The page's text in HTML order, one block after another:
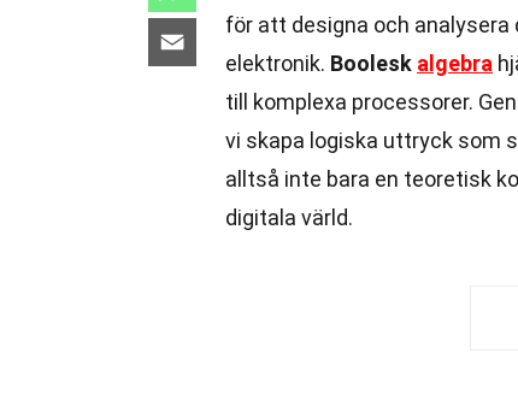
för att designa och analysera
elektronik. Boolesk algebra
till komplexa processorer.
vi skapa logiska uttryck som
alltså inte bara en teoretisk
digitala värld.